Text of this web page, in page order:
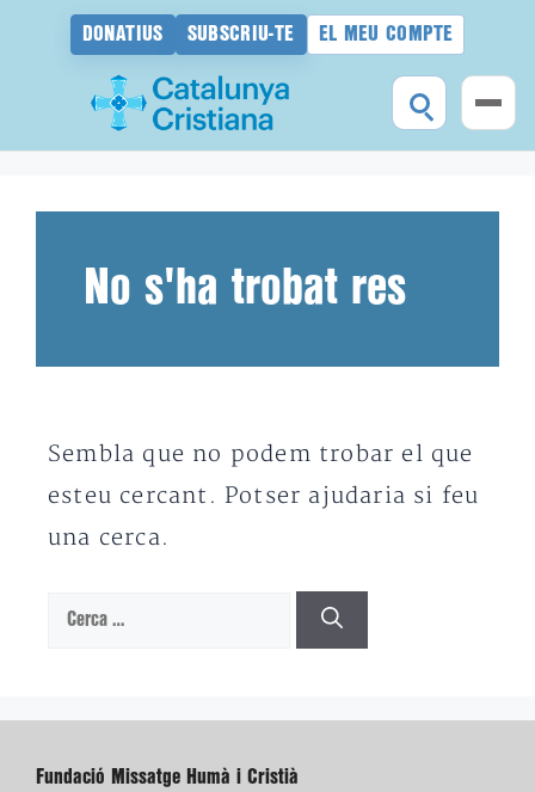
DONATIUS SUBSCRIU-TE EL MEU COMPTE
No s'ha trobat res
Sembla que no podem trobar el que
esteu cercant. Potser ajudaria si feu
una cerca.
Cerca:
Fundació Missatge Humà i Cristià